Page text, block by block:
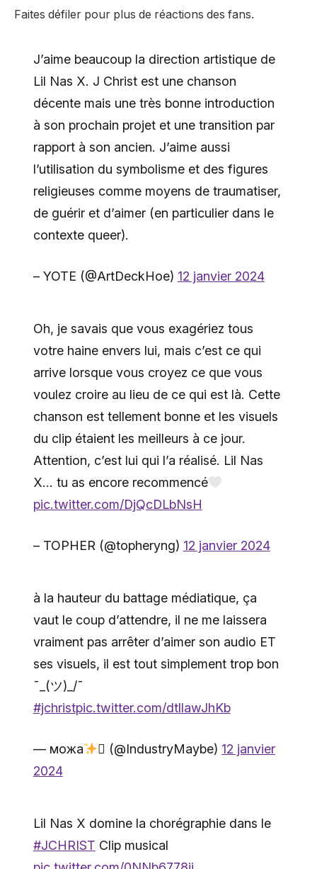
Faites défiler pour plus de réactions des fans.
J’aime beaucoup la direction artistique de
Lil Nas X. J Christ est une chanson
décente mais une très bonne introduction
à son prochain projet et une transition par
rapport à son ancien. J’aime aussi
l’utilisation du symbolisme et des figures
religieuses comme moyens de traumatiser,
de guérir et d’aimer (en particulier dans le
contexte queer).
– YOTE (@ArtDeckHoe) 12 janvier 2024
Oh, je savais que vous exagériez tous
votre haine envers lui, mais c’est ce qui
arrive lorsque vous croyez ce que vous
voulez croire au lieu de ce qui est là. Cette
chanson est tellement bonne et les visuels
du clip étaient les meilleurs à ce jour.
Attention, c’est lui qui l’a réalisé. Lil Nas
X… tu as encore recommencé
pic.twitter.com/DjQcDLbNsH
– TOPHER (@topheryng) 12 janvier 2024
à la hauteur du battage médiatique, ça
vaut le coup d’attendre, il ne me laissera
vraiment pas arrêter d’aimer son audio ET
ses visuels, il est tout simplement trop bon
¯⁠⁠_⁠(⁠ツ⁠)⁠_⁠/⁠¯
#jchristpic.twitter.com/dtllawJhKb
— можа  (@IndustryMaybe) 12 janvier
2024
Lil Nas X domine la chorégraphie dans le
#JCHRIST Clip musical